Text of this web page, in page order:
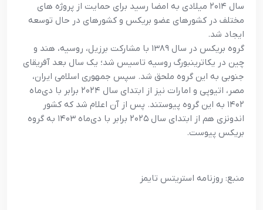
سال ۲۰۱۴ میلادی به امضا رسید برای حمایت از پروژه های
مختلف در کشورهای عضو بریکس و کشورهای در حال توسعه
ایجاد شد.
گروه بریکس در سال ۱۳۸۹ با مشارکت برزیل، روسیه، هند و
چین در یکاترینبورگ روسیه تاسیس شد؛ یک سال بعد آفریقای
جنوبی به این گروه ملحق شد. سپس جمهوری اسلامی ایران،
مصر، اتیوپی و امارات نیز از ابتدای سال ۲۰۲۴ برابر با دی‌ماه
۱۴۰۲ به این گروه پیوستند. پس از آن اعلام شد که کشور
اندونزی هم از ابتدای سال ۲۰۲۵ برابر با دی‌ماه ۱۴۰۳ به گروه
بریکس پیوست.
منبع: روزنامه استریتس تایمز